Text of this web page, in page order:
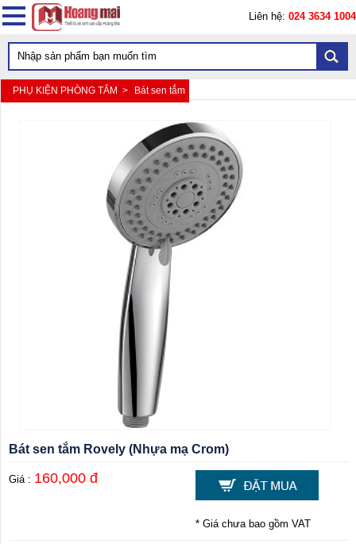
Liên hệ: 024 3634 1004
PHỤ KIỆN PHÒNG TẮM > Bát sen tắm
Bát sen tắm Rovely (Nhựa mạ Crom)
Giá : 160,000 đ
* Giá chưa bao gồm VAT